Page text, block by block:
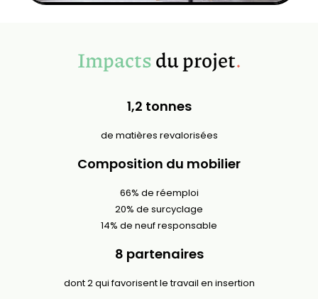
Impactsdu projet.
1,2 tonnes
de matières revalorisées
Composition du mobilier
66% de réemploi
20% de surcyclage
14% de neuf responsable
8 partenaires
dont 2 qui favorisent le travail en insertion